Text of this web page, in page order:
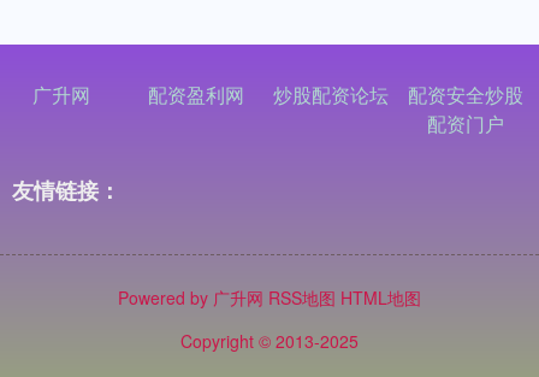
广升网 配资盈利网 炒股配资论坛
配资安全炒股
配资门户
友情链接：
Powered by 广升网 RSS地图 HTML地图
Copyright © 2013-2025